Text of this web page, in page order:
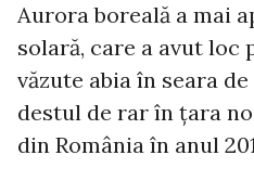
Aurora boreală a mai
solară, care a avut loc
văzute abia în seara
destul de rar în țara
din România în anul